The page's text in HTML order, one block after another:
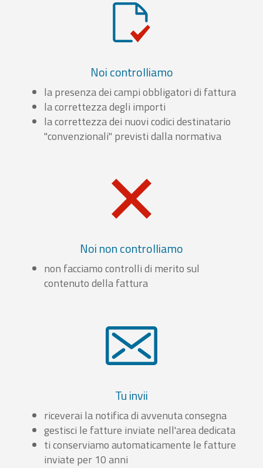
Noi controlliamo
la presenza dei campi obbligatori di fattura
la correttezza degli importi
la correttezza dei nuovi codici destinatario
"convenzionali" previsti dalla normativa
Noi non controlliamo
non facciamo controlli di merito sul
contenuto della fattura
Tu invii
riceverai la notifica di avvenuta consegna
gestisci le fatture inviate nell'area dedicata
ti conserviamo automaticamente le fatture
inviate per 10 anni